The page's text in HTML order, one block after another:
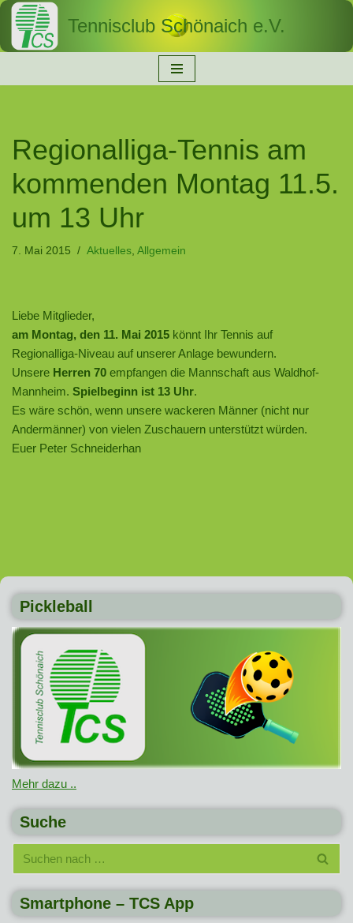
Zum
Tennisclub Schönaich e.V.
Regionalliga-Tennis am
kommenden Montag 11.5.
um 13 Uhr
7. Mai 2015 Aktuelles, Allgemein
Liebe Mitglieder,
am Montag, den 11. Mai 2015 könnt Ihr Tennis auf
Regionalliga-Niveau auf unserer Anlage bewundern.
Unsere Herren 70 empfangen die Mannschaft aus Waldhof-
Mannheim. Spielbeginn ist 13 Uhr.
Es wäre schön, wenn unsere wackeren Männer (nicht nur
Andermänner) von vielen Zuschauern unterstützt würden.
Euer Peter Schneiderhan
Pickleball
Mehr dazu ..
Suche
Smartphone – TCS App